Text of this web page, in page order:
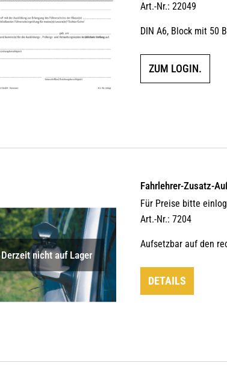
Art.-Nr.: 22049
DIN A6, Block mit 50
ZUM LOGIN.
Derzeit nicht auf Lager
Fahrlehrer-Zusatz-
Für Preise bitte
Art.-Nr.: 7204
Aufsetzbar auf den
DETAILS